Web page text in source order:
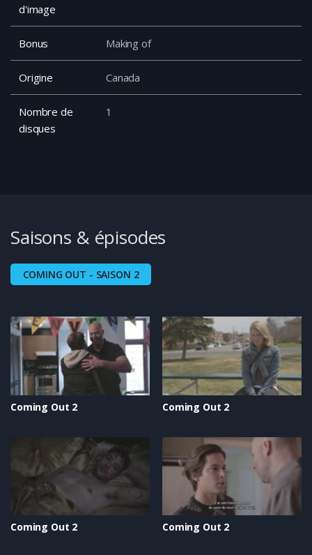
d'image
Bonus Making of
Origine Canada
Nombre de
disques
1
Saisons & épisodes
COMING OUT - SAISON 2
Coming Out 2 Coming Out 2
Coming Out 2 Coming Out 2